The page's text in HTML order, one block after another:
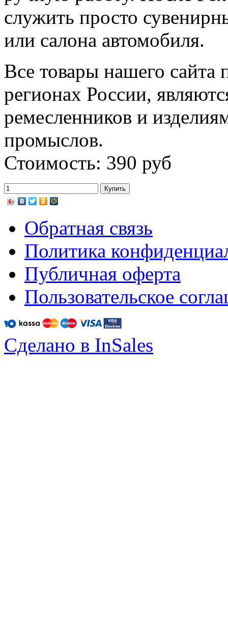
служить просто
или салона автомобиля.
Все товары нашего сайта
регионах России,
ремесленников и
промыслов.
Стоимость: 390 руб
Обратная связь
Политика
Публичная оферта
Пользовательское
Сделано в InSales